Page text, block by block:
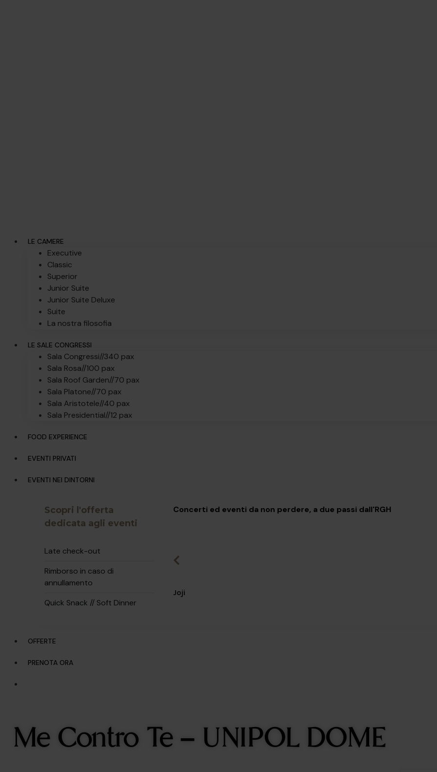
LE CAMERE
Executive
Classic
Superior
Junior Suite
Junior Suite Deluxe
Suite
La nostra filosofia
LE SALE CONGRESSI
Sala Congressi//340 pax
Sala Rosa//100 pax
Sala Roof Garden//70 pax
Sala Platone//70 pax
Sala Aristotele//40 pax
Sala Presidential//12 pax
FOOD EXPERIENCE
EVENTI PRIVATI
EVENTI NEI DINTORNI
Scopri l'offerta
dedicata agli eventi
Late check-out
Rimborso in caso di
annullamento
Quick Snack // Soft Dinner
Concerti ed eventi da non perdere, a due passi dall'RGH
Joji
OFFERTE
PRENOTA ORA
Me Contro Te – UNIPOL DOME